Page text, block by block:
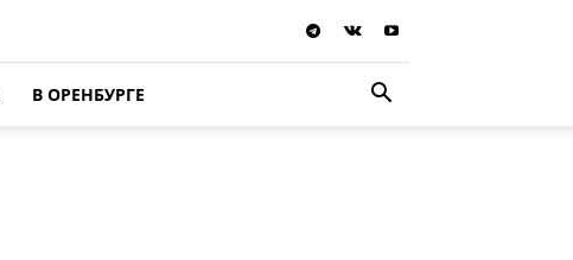
В ОРЕНБУРГЕ